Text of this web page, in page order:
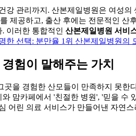
관리까지. 산본제일병원은 여성
제공하고, 출산 후에는 전문적인
이러한 통합적인 산본제일병원 서비
한 선택: 분만율 1위 산본제일병원의
험이 말해주는 가치
을 경험한 산모들이 만족하지 못한
맘카페에서 '친절한 병원', '믿을 수
어린 의료 서비스가 만들어낸 자연